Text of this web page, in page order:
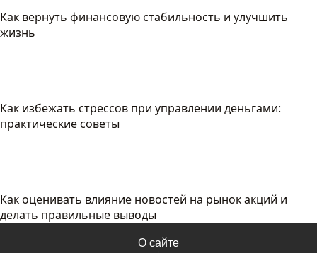
Как вернуть финансовую стабильность и улучшить
жизнь
Как избежать стрессов при управлении деньгами:
практические советы
Как оценивать влияние новостей на рынок акций и
делать правильные выводы
О сайте